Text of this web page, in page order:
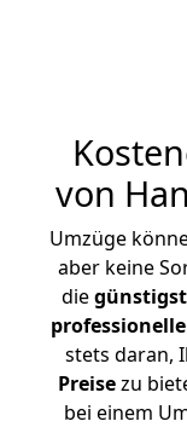
von
Umzüge
aber keine
die
stets daran,
Preisezu
bei einem